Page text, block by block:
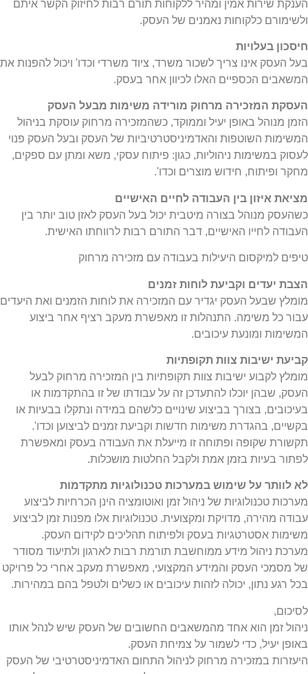
הענקת שירות אמין ומהיר ללקוחות תורם רבות לחיזוק הקשר איתם
ולשימורם כלקוחות נאמנים של העסק.
חיסכון בעלויות
בעל העסק אינו צריך לשכור משרד, ציוד משרדי וכדו' ויכול להפנות את
המשאבים הכספיים האלו לכיוון אחר בעסק.
העסקת המזכירה מרחוק מורידה משימות מבעל העסק
הזמן מנוהל באופן יעיל וממוקד, כשהמזכירה מרחוק עוסקת בניהול
המשימות השוטפות והאדמיניסטרטיביות של העסק ובעל העסק פנוי
לעסוק במשימות ניהוליות, כגון: פיתוח עסקי, משא ומתן עם ספקים,
מחקר ופיתוח, חידוש מוצרים וכדו'.
מציאת איזון בין העבודה לחיים האישיים
כשהעסק מנוהל בצורה מיטבית יכול בעל העסק לאזן טוב יותר בין
העבודה לחייו האישיים, דבר התורם רבות לרווחתו האישית.
טיפים למיקסום היעילות בעבודה עם מזכירה מרחוק
הצבת יעדים וקביעת לוחות זמנים
מומלץ שבעל העסק יגדיר עם המזכירה את לוחות הזמנים ואת היעדים
עבור כל משימה. התנהלות זו מאפשרת מעקב רציף אחר ביצוע
המשימות ומונעת עיכובים.
קביעת ישיבות צוות תקופתיות
מומלץ לקבוע ישיבות צוות תקופתיות בין המזכירה מרחוק לבעל
העסק, שבהן יוכלו להתעדכן זה על עבודתו של זו בהתקדמות או
בעיכובים, בצורך בביצוע שינויים כלשהם במידה ונתקלו בבעיות או
בקשיים, בהגדרת משימות חדשות וקביעת זמנים לביצוען וכדו'.
תקשורת שקופה ופתוחה זו מייעלת את העבודה בעסק ומאפשרת
לפתור בעיות בזמן אמת ולקבל החלטות מושכלות.
לא לוותר על שימוש במערכות טכנולוגיות מתקדמות
מערכות טכנולוגיות של ניהול זמן ואוטומציה הינן הכרחיות לביצוע
עבודה מהירה, מדויקת ומקצועית. טכנולוגיות אלו מפנות זמן לביצוע
משימות אסטרטגיות בעסק ולפיתוח תהליכים לקידום העסק.
מערכת ניהול מידע ממוחשבת תורמת רבות לארגון ולתיעוד מסודר
של מסמכי העסק והמידע המקצועי, מאפשרת מעקב אחרי כל פרויקט
בכל רגע נתון, יכולה לזהות עיכובים או כשלים ולטפל בהם במהירות.
לסיכום,
ניהול זמן הוא אחד מהמשאבים החשובים של העסק שיש לנהל אותו
באופן יעיל, כדי לשמור על צמיחת העסק.
היעזרות במזכירה מרחוק לניהול התחום האדמיניסטרטיבי של העסק